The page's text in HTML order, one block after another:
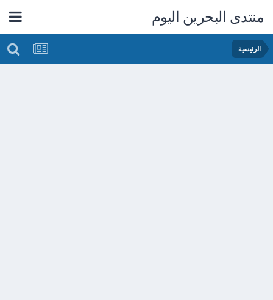
منتدى البحرين اليوم
الرئيسية